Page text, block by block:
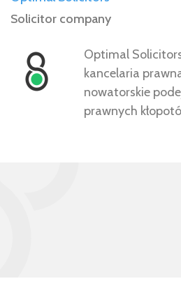
Solicitor company
Optimal
kancelaria
nowatorskie
prawnych